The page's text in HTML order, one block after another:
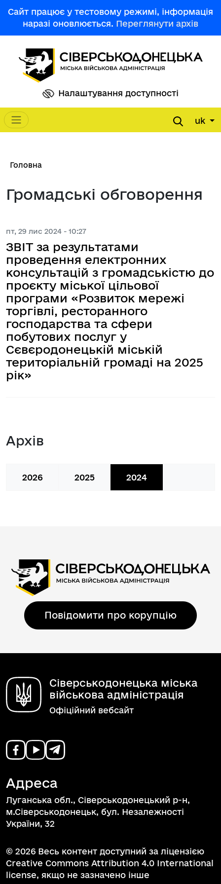
Сайт працює у тестовому режимі, інформація
наразі оновлюється. Переглянути архів
Налаштування доступності
Main navigation uk
Рядок навіґації
Головна
Громадські обговорення
пт, 29 лис 2024 - 10:27
ЗВІТ за результатами
проведення електронних
консультацій з громадськістю до
проєкту міської цільової
програми «Розвиток мережі
торгівлі, ресторанного
господарства та сфери
побутових послуг у
Сєвєродонецькій міській
територіальній громаді на 2025
рік»
Архів
2026 2025 2024
Повідомити про корупцію
Сіверськодонецька міська
військова адміністрація
Офіційний вебсайт
Адреса
Луганська обл., Сіверськодонецький р-н,
м.Сіверськодонецьк, бул. Незалежності
України, 32
© 2026 Весь контент доступний за ліцензією
Creative Commons Attribution 4.0 International
license, якщо не зазначено інше